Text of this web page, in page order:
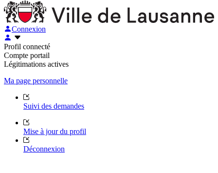
Connexion
Profil connecté
Compte portail
Légitimations actives
Ma page personnelle
Suivi des demandes
Mise à jour du profil
Déconnexion